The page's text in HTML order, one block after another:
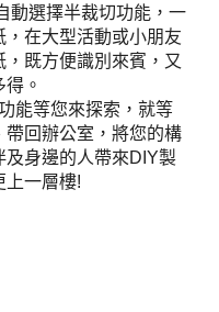
動選擇半裁切功能，一
在大型活動或小朋友
既方便識別來賓，又
。
能等您來探索，就等
回辦公室，將您的構
及身邊的人帶來DIY製
上一層樓!